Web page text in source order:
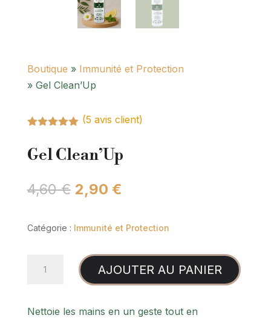
Boutique » Immunité et Protection
» Gel Clean’Up
basé sur
(5 avis client)
Gel Clean’Up
4,60€ Le
initial
4,60 €.
2,90 €
actuel
2,90 €.
Catégorie : Immunité et Protection
Clean'Up
AJOUTER AU PANIER
Nettoie les mains en un geste tout en